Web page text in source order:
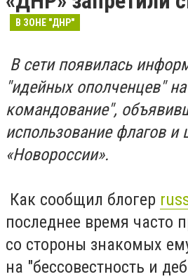
В ЗОНЕ "ДНР"
В сети появилась
"идейных ополченцев"
командование",
использование флагов и
«Новороссии».
Как сообщил блогер
последнее время часто
со стороны знакомых
на "бессовестность и